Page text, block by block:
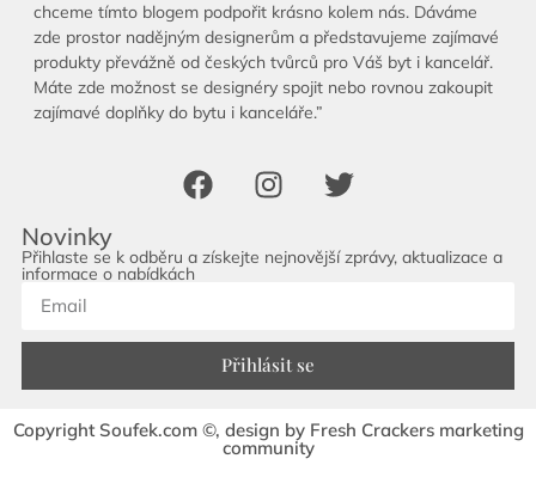
chceme tímto blogem podpořit krásno kolem nás. Dáváme
zde prostor nadějným designerům a představujeme zajímavé
produkty převážně od českých tvůrců pro Váš byt i kancelář.
Máte zde možnost se designéry spojit nebo rovnou zakoupit
zajímavé doplňky do bytu i kanceláře.”
Novinky
Přihlaste se k odběru a získejte nejnovější zprávy, aktualizace a
informace o nabídkách
Přihlásit se
Copyright Soufek.com ©, design by Fresh Crackers marketing
community